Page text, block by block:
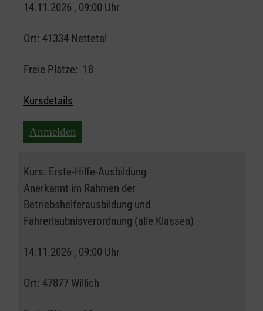
14.11.2026 , 09:00 Uhr
Ort: 41334 Nettetal
Freie Plätze: 18
Kursdetails
Anmelden
Kurs: Erste-Hilfe-Ausbildung
Anerkannt im Rahmen der
Betriebshelferausbildung und
Fahrerlaubnisverordnung (alle Klassen)
14.11.2026 , 09:00 Uhr
Ort: 47877 Willich